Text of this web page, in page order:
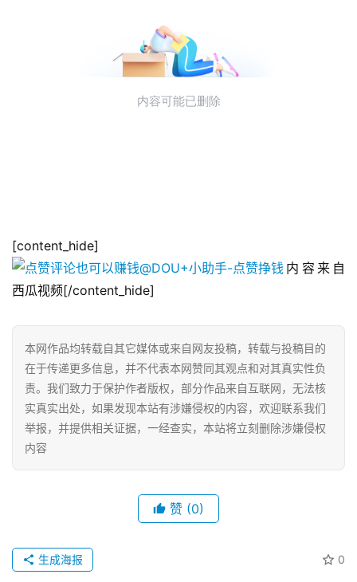
[content_hide]
内容来自
西瓜视频[/content_hide]
本网作品均转载自其它媒体或来自网友投稿，转载与投稿目的
在于传递更多信息，并不代表本网赞同其观点和对其真实性负
责。我们致力于保护作者版权，部分作品来自互联网，无法核
实真实出处，如果发现本站有涉嫌侵权的内容，欢迎联系我们
举报，并提供相关证据，一经查实，本站将立刻删除涉嫌侵权
内容
赞 (0)
0
生成海报